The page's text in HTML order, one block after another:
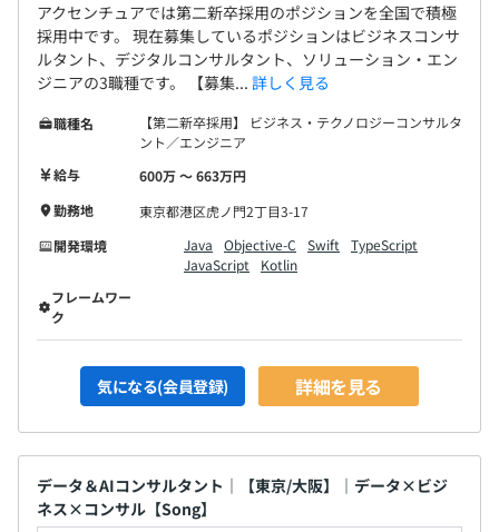
アクセンチュアでは第二新卒採用のポジションを全国で積極
採用中です。 現在募集しているポジションはビジネスコンサ
ルタント、デジタルコンサルタント、ソリューション・エン
ジニアの3職種です。 【募集... 詳しく見る
職種名
【第二新卒採用】 ビジネス・テクノロジーコンサルタ
ント／エンジニア
給与
600万 〜 663万円
勤務地
東京都港区虎ノ門2丁目3-17
開発環境
Java Objective-C Swift
TypeScript
JavaScript
Kotlin
フレームワー
ク
気になる(会員登録) 詳細を見る
データ＆AIコンサルタント｜【東京/大阪】｜データ×ビジ
ネス×コンサル【Song】